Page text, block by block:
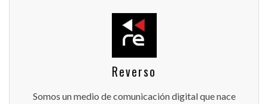
Reverso
Somos un medio de comunicación digital que nace